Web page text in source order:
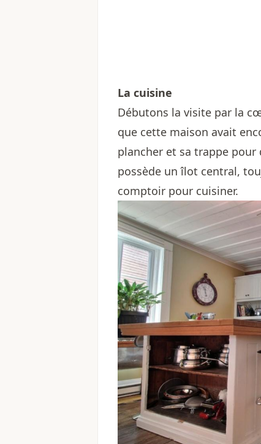
La cuisine
Débutons la visite par la
que cette maison avait
plancher et sa trappe pour
possède un îlot central,
comptoir pour cuisiner.